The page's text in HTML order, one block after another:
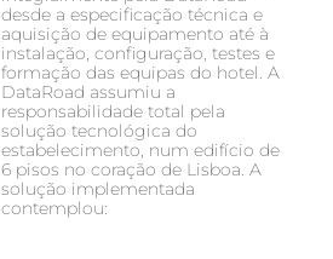
desde a especificação técnica e
aquisição de equipamento até à
instalação, configuração, testes e
formação das equipas do hotel. A
DataRoad assumiu a
responsabilidade total pela
solução tecnológica do
estabelecimento, num edifício de
6 pisos no coração de Lisboa. A
solução implementada
contemplou: